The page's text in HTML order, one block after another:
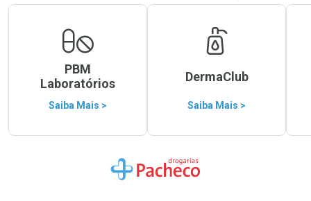
PBM
Laboratórios
Saiba Mais >
DermaClub
Saiba Mais >
Ir para a Home